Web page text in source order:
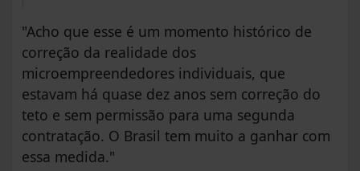
"Acho que esse é um momento histórico de
correção da realidade dos
microempreendedores individuais, que
estavam há quase dez anos sem correção do
teto e sem permissão para uma segunda
contratação. O Brasil tem muito a ganhar com
essa medida."